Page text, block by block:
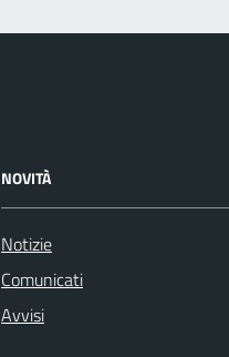
NOVITÀ
Notizie
Comunicati
Avvisi